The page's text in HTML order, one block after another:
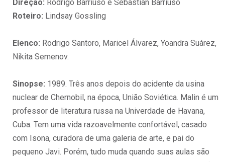
Direção: Rodrigo Barriuso e Sebastián Barriuso
Roteiro: Lindsay Gossling
Elenco: Rodrigo Santoro, Maricel Álvarez, Yoandra Suárez,
Nikita Semenov.
Sinopse: 1989. Três anos depois do acidente da usina
nuclear de Chernobil, na época, União Soviética. Malin é um
professor de literatura russa na Univerdade de Havana,
Cuba. Tem uma vida razoavelmente confortável, casado
com Isona, curadora de uma galeria de arte, e pai do
pequeno Javi. Porém, tudo muda quando suas aulas são